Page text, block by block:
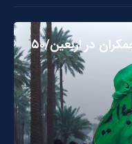
کارنامه موکب مسجد مقدس جمکران در اربعین/۵۰